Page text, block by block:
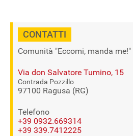
CONTATTI
Comunità "Eccomi, manda me!"
Via don Salvatore Tumino, 15
Contrada Pozzillo
97100 Ragusa (RG)
Telefono
+39 0932.669314
+39 339.7412225